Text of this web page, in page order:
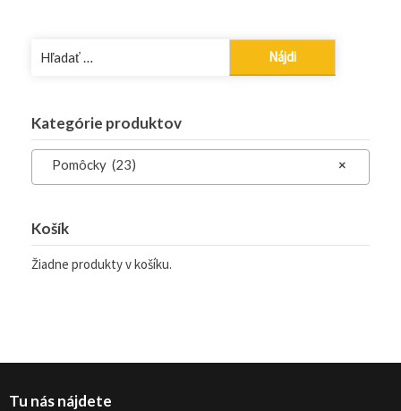
Kategórie produktov
×
Pomôcky (23)
Košík
Žiadne produkty v košíku.
Tu nás nájdete